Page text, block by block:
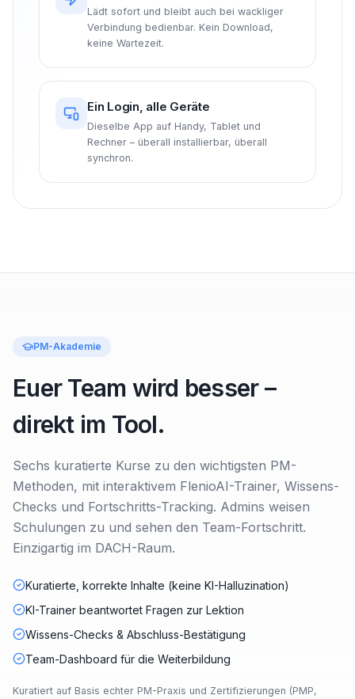
Lädt sofort und bleibt auch bei wackliger
Verbindung bedienbar. Kein Download,
keine Wartezeit.
Ein Login, alle Geräte
Dieselbe App auf Handy, Tablet und
Rechner – überall installierbar, überall
synchron.
PM-Akademie
Euer Team wird besser –
direkt im Tool.
Sechs kuratierte Kurse zu den wichtigsten PM-
Methoden, mit interaktivem FlenioAI-Trainer, Wissens-
Checks und Fortschritts-Tracking. Admins weisen
Schulungen zu und sehen den Team-Fortschritt.
Einzigartig im DACH-Raum.
Kuratierte, korrekte Inhalte (keine KI-Halluzination)
KI-Trainer beantwortet Fragen zur Lektion
Wissens-Checks & Abschluss-Bestätigung
Team-Dashboard für die Weiterbildung
Kuratiert auf Basis echter PM-Praxis und Zertifizierungen (PMP,